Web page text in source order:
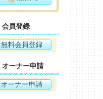
会員登録
無料会員登録
オーナー申請
オーナー申請